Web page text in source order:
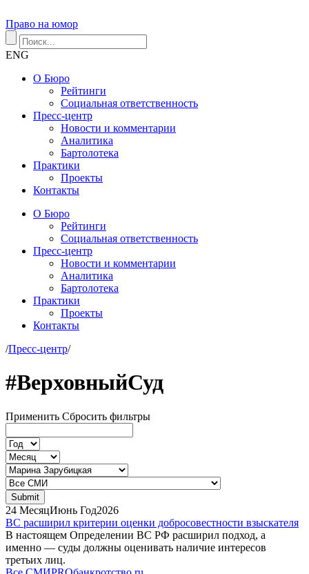
Право на юмор
ENG
О Бюро
Рейтинги
Социальная ответственность
Пресс-центр
Новости и комментарии
Аналитика
Бартолотека
Практики
Проекты
Контакты
О Бюро
Рейтинги
Социальная ответственность
Пресс-центр
Новости и комментарии
Аналитика
Бартолотека
Практики
Проекты
Контакты
/Пресс-центр/
#ВерховныйСуд
Применить Сбросить фильтры
24 МесяцИюнь Год2026
ВС расширил критерии оценки добросовестности взыскателя
В настоящем Определении ВС РФ расширил подход, а
именно — суды должны оценивать наличие интересов
третьих лиц.